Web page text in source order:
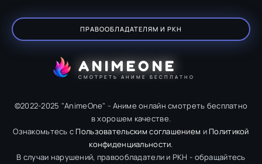
ПРАВООБЛАДАТЕЛЯМ И РКН
ANIMEONE
СМОТРЕТЬ АНИМЕ БЕСПЛАТНО
©2022-2025 "AnimeOne" - Аниме онлайн смотреть бесплатно
в хорошем качестве.
Ознакомьтесь с Пользовательским соглашением и Политикой
конфиденциальности.
В случаи нарушений, правообладатели и РКН - обращайтесь